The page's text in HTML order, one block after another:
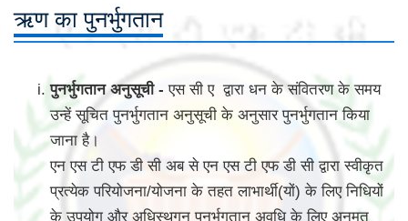
ऋण का पुनर्भुगतान
पुनर्भुगतान अनुसूची -एस सी ए द्वारा धन के संवितरण के समय
उन्हें सूचित पुनर्भुगतान अनुसूची के अनुसार पुनर्भुगतान किया
जाना है।
एन एस टी एफ डी सी अब से एन एस टी एफ डी सी द्वारा स्वीकृत
प्रत्येक परियोजना/योजना के तहत लाभार्थी(यों) के लिए निधियों
के उपयोग और अधिस्थगन पुनर्भुगतान अवधि के लिए अनुमत